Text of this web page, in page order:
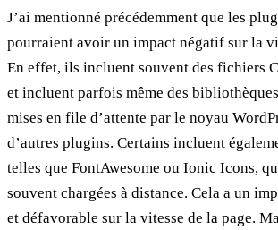
J’ai mentionné précédemment que les
pourraient avoir un impact négatif sur la
En effet, ils incluent souvent des fichiers
et incluent parfois même des
mises en file d’attente par le noyau
d’autres plugins. Certains incluent
telles que FontAwesome ou Ionic Icons,
souvent chargées à distance. Cela a un
et défavorable sur la vitesse de la page.